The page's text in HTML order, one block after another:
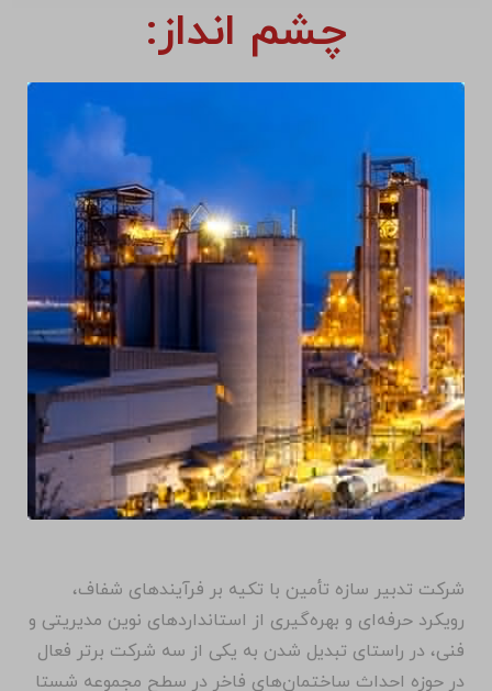
چشم انداز:
شرکت تدبیر سازه تأمین با تکیه بر فرآیندهای شفاف،
رویکرد حرفه‌ای و بهره‌گیری از استانداردهای نوین مدیریتی و
فنی، در راستای تبدیل شدن به یکی از سه شرکت برتر فعال
در حوزه احداث ساختمان‌های فاخر در سطح مجموعه شستا